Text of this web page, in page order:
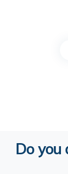
Do